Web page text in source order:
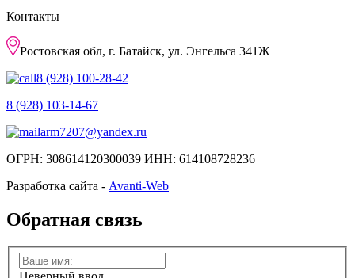
Контакты
Ростовская обл, г. Батайск, ул. Энгельса 341Ж
8 (928) 100-28-42
8 (928) 103-14-67
arm7207@yandex.ru
ОГРН: 308614120300039 ИНН: 614108728236
Разработка сайта - Avanti-Web
Обратная связь